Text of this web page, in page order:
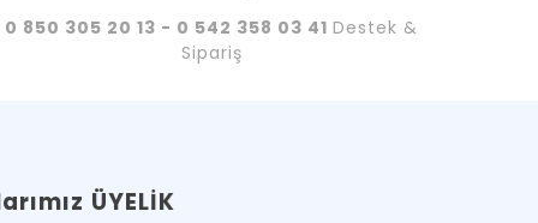
0 850 305 20 13 - 0 542 358 03 41 Destek &
Sipariş
ÜYELİK